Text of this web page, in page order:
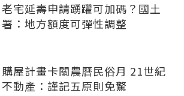
老宅延壽申請踴躍可加碼？國土
署：地方額度可彈性調整
購屋計畫卡關農曆民俗月 21世紀
不動產：謹記五原則免驚